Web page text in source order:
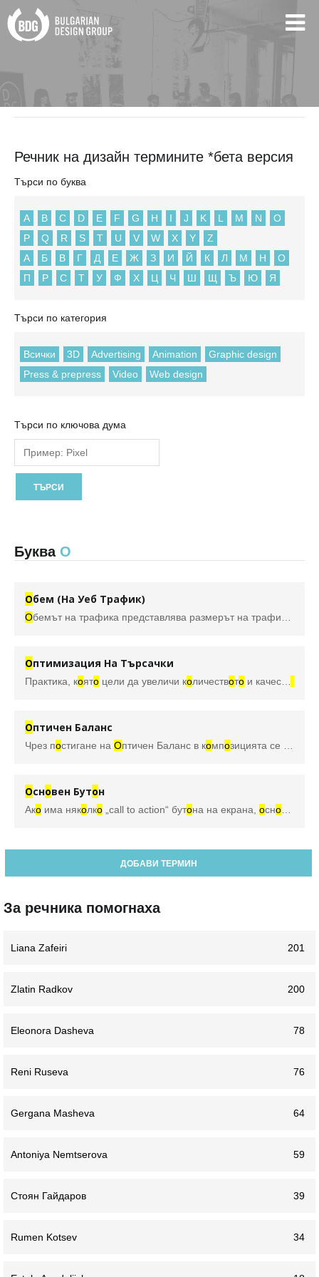
Речник на дизайн термините *бета версия
Търси по буква
A B C D E F G H I J K L M N
O
P
Q R S T U V W X Y
Z
А
Б В Г Д Е Ж З И Й К Л М Н
О
П
Р С Т У Ф Х Ц Ч Ш Щ Ъ Ю Я
Търси по категория
Всички 3D Advertising Animation
Graphic design
Press & prepress
Video Web design
Търси по ключова дума
Буква О
Обем (На Уеб Трафик)
Обемът на трафика представлява размерът на трафикa (п
Оптимизация На Търсачки
Практика, която цели да увеличи количеството и качеств
Оптичен Баланс
Чрез постигане на Оптичен Баланс в композицията се стремим да задържим вниманиет
Основен Бутон
Ако има няколко „call to action“ бутона на екрана, осно
ДОБАВИ ТЕРМИН
За речника помогнаха
Liana Zafeiri 201
Zlatin Radkov 200
Eleonora Dasheva 78
Reni Ruseva 76
Gergana Masheva 64
Antoniya Nemtserova 59
Стоян Гайдаров 39
Rumen Kotsev 34